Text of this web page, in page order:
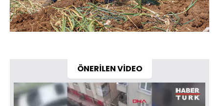
ÖNERİLEN VİDEO